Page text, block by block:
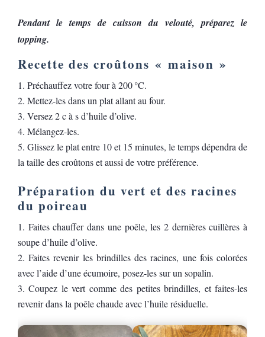
Pendant le temps de cuisson du velouté, préparez le
topping.
Recette des croûtons « maison »
Préchauffez votre four à 200 °C.
Mettez-les dans un plat allant au four.
Versez 2 c à s d’huile d’olive.
Mélangez-les.
Glissez le plat entre 10 et 15 minutes, le temps dépendra de
la taille des croûtons et aussi de votre préférence.
Préparation du vert et des racines
du poireau
Faites chauffer dans une poêle, les 2 dernières cuillères à
soupe d’huile d’olive.
Faites revenir les brindilles des racines, une fois colorées
avec l’aide d’une écumoire, posez-les sur un sopalin.
Coupez le vert comme des petites brindilles, et faites-les
revenir dans la poêle chaude avec l’huile résiduelle.